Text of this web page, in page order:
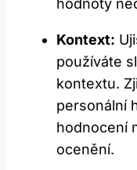
hodnoty
Kontext:
používáte
kontextu.
personální
hodnocení
ocenění.